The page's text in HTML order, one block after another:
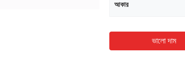
আকার
ভালো দাম